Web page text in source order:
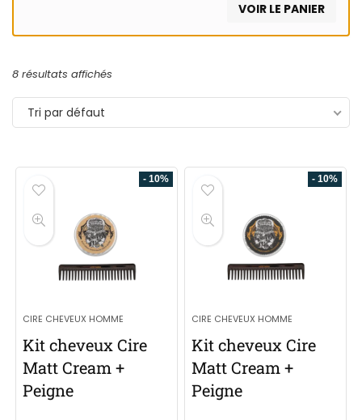
VOIR LE PANIER
8 résultats affichés
Tri par défaut
- 10%
CIRE CHEVEUX HOMME
Kit cheveux Cire
Matt Cream +
Peigne
- 10%
CIRE CHEVEUX HOMME
Kit cheveux Cire
Matt Cream +
Peigne